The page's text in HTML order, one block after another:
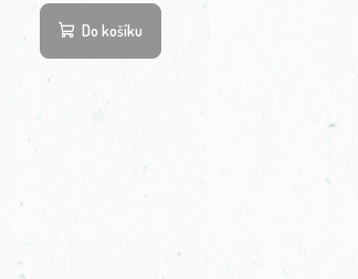
Do košíku